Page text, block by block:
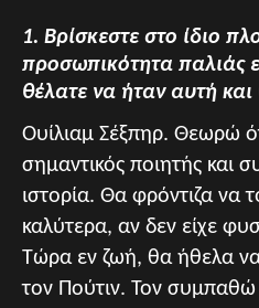
1. Βρίσκεστε στο ίδιο
προσωπικότητα παλιάς
θέλατε να ήταν αυτή
Ουίλιαμ Σέξπηρ. Θεωρώ
σημαντικός ποιητής και
ιστορία. Θα φρόντιζα να
καλύτερα, αν δεν είχε
Τώρα εν ζωή, θα ήθελα
τον Πούτιν. Τον